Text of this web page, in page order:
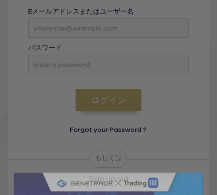
Eメールアドレスまたはユーザー名
パスワード
ログイン
Forgot your Password ?
もしくは
Sign up via